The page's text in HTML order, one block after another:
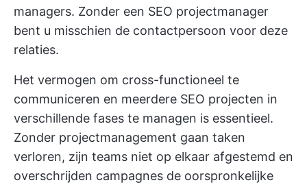
managers. Zonder een SEO projectmanager
bent u misschien de contactpersoon voor deze
relaties.
Het vermogen om cross-functioneel te
communiceren en meerdere SEO projecten in
verschillende fases te managen is essentieel.
Zonder projectmanagement gaan taken
verloren, zijn teams niet op elkaar afgestemd en
overschrijden campagnes de oorspronkelijke